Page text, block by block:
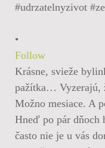
•
Follow
Krásne, svieže
pažítka… Vyzerajú,
Možno mesiace. A
Hneď po pár dňoch
často nie je u vás